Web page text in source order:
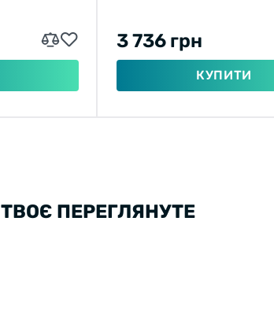
3 736 грн
КУПИТИ
ТВОЄ ПЕРЕГЛЯНУТЕ